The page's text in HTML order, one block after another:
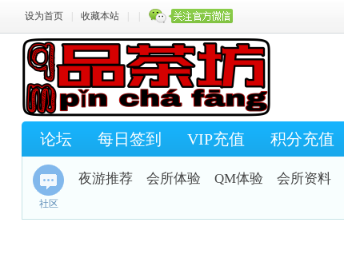
设为首页 收藏本站
论坛 每日签到 VIP充值 积分充值
社区
夜游推荐 会所体验 QM体验 会所资料